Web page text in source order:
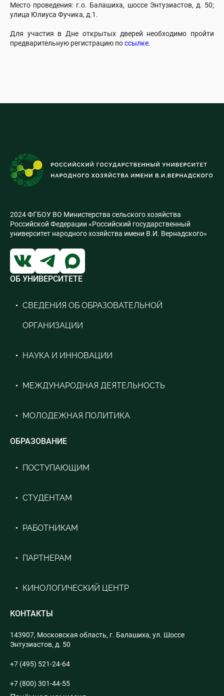
Место проведения: г.о. Балашиха, шоссе Энтузиастов, д. 50;
улица Юлиуса Фучика, д.1.
Для участия в Дне открытых дверей необходимо пройти
предварительную регистрацию поссылке.
2024 ФГБОУ ВО Министерства сельского хозяйства
Российской Федерации «Российский государственный
университет народного хозяйства имени В.И. Вернадского»
ОБ УНИВЕРСИТЕТЕ
СВЕДЕНИЯ ОБ ОБРАЗОВАТЕЛЬНОЙ
ОРГАНИЗАЦИИ
НАУКА И ИННОВАЦИИ
МЕЖДУНАРОДНАЯ ДЕЯТЕЛЬНОСТЬ
МОЛОДЕЖНАЯ ПОЛИТИКА
ОБРАЗОВАНИЕ
ПОСТУПАЮЩИМ
СТУДЕНТАМ
РАБОТНИКАМ
ПАРТНЕРАМ
КИНОЛОГИЧЕСКИЙ ЦЕНТР
КОНТАКТЫ
143907, Московская область, г. Балашиха, ул. Шоссе
Энтузиастов, д. 50
+7 (495) 521-24-64
+7 (800) 301-44-55